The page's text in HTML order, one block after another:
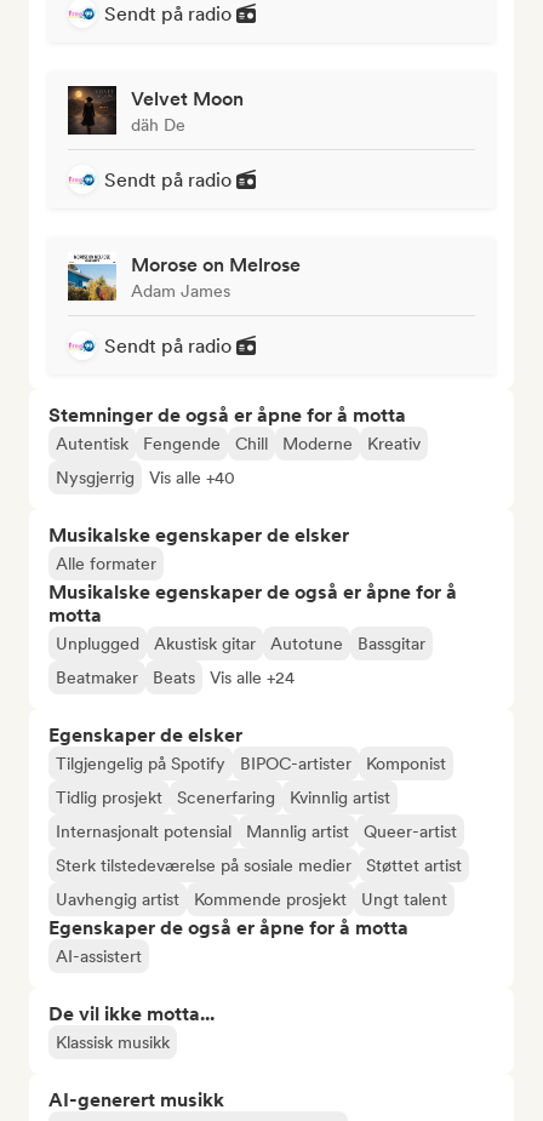
Sendt på radio
Velvet Moon
däh De
Sendt på radio
Morose on Melrose
Adam James
Sendt på radio
Stemninger de også er åpne for å motta
Autentisk Fengende Chill Moderne
Kreativ
Nysgjerrig
Vis alle +40
Musikalske egenskaper de elsker
Alle formater
Musikalske egenskaper de også er åpne for å
motta
Unplugged Akustisk gitar Autotune
Bassgitar
Beatmaker
Beats Vis alle +24
Egenskaper de elsker
Tilgjengelig på Spotify BIPOC-artister
Komponist
Tidlig prosjekt
Scenerfaring
Kvinnlig artist
Internasjonalt potensial
Mannlig artist
Queer-artist
Sterk tilstedeværelse på sosiale medier
Støttet artist
Uavhengig artist
Kommende prosjekt Ungt talent
Egenskaper de også er åpne for å motta
AI-assistert
De vil ikke motta...
Klassisk musikk
AI-generert musikk